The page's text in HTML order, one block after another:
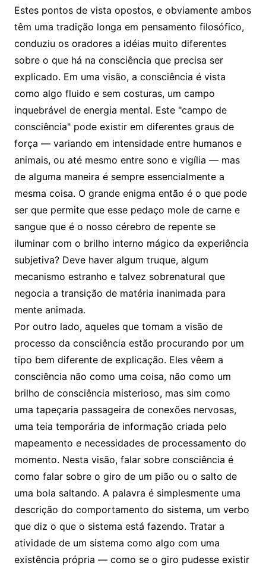
Estes pontos de vista opostos, e obviamente ambos
têm uma tradição longa em pensamento filosófico,
conduziu os oradores a idéias muito diferentes
sobre o que há na consciência que precisa ser
explicado. Em uma visão, a consciência é vista
como algo fluido e sem costuras, um campo
inquebrável de energia mental. Este "campo de
consciência" pode existir em diferentes graus de
força — variando em intensidade entre humanos e
animais, ou até mesmo entre sono e vigília — mas
de alguma maneira é sempre essencialmente a
mesma coisa. O grande enigma então é o que pode
ser que permite que esse pedaço mole de carne e
sangue que é o nosso cérebro de repente se
iluminar com o brilho interno mágico da experiência
subjetiva? Deve haver algum truque, algum
mecanismo estranho e talvez sobrenatural que
negocia a transição de matéria inanimada para
mente animada.
Por outro lado, aqueles que tomam a visão de
processo da consciência estão procurando por um
tipo bem diferente de explicação. Eles vêem a
consciência não como uma coisa, não como um
brilho de consciência misterioso, mas sim como
uma tapeçaria passageira de conexões nervosas,
uma teia temporária de informação criada pelo
mapeamento e necessidades de processamento do
momento. Nesta visão, falar sobre consciência é
como falar sobre o giro de um pião ou o salto de
uma bola saltando. A palavra é simplesmente uma
descrição do comportamento do sistema, um verbo
que diz o que o sistema está fazendo. Tratar a
atividade de um sistema como algo com uma
existência própria — como se o giro pudesse existir